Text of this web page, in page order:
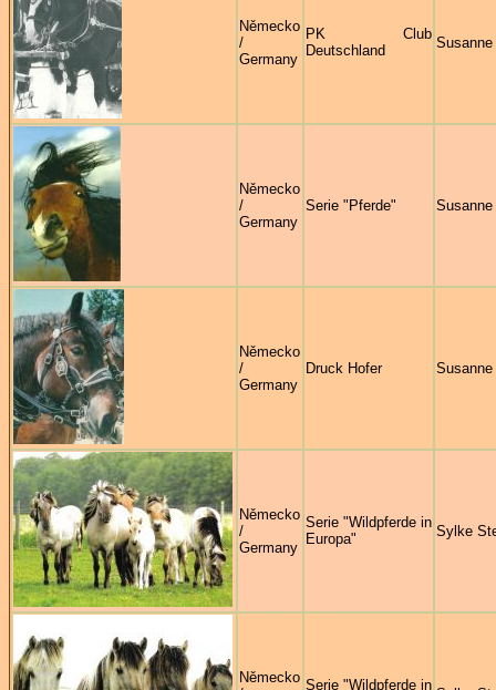
Německo
/
Germany
PK Club
Deutschland
Susanne
Německo
/
Germany
Serie "Pferde" Susanne
Německo
/
Germany
Druck Hofer Susanne
Německo
/
Germany
Serie "Wildpferde in
Europa"
Sylke
Německo Serie "Wildpferde in